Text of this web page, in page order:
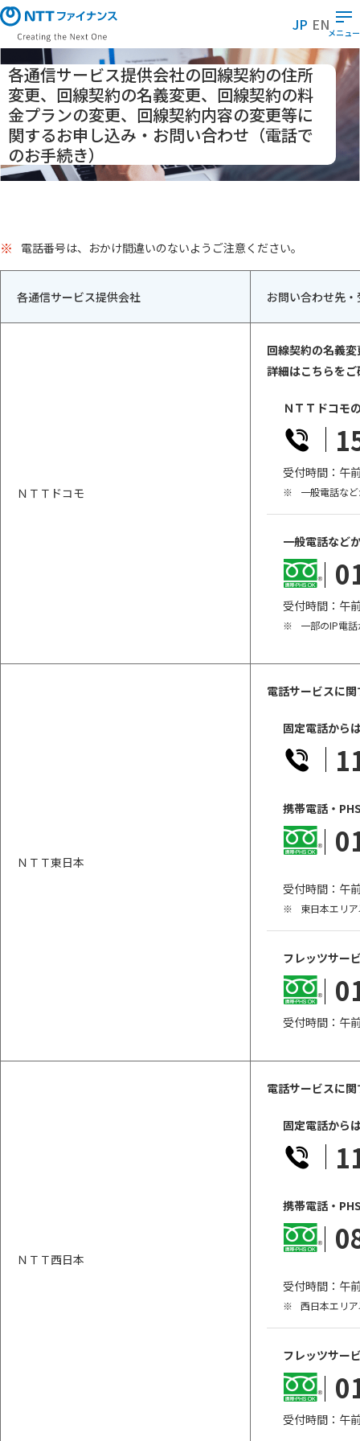
メ
イ
ン
コ
ン
テ
ン
ツ
に
ス
プ
JP ENメニュー
各通信サービス提供会社の回線契約の住所
変更、回線契約の名義変更、回線契約の料
金プランの変更、回線契約内容の変更等に
関するお申し込み・お問い合わせ（電話で
のお手続き）
※ 電話番号は、おかけ間違いのないようご注意ください。
各通信サービス提供会社 お問い合わせ先
ＮＴＴドコモ
回線契約の名義
詳細はこちらを
ＮＴＴドコモ
受付時間：午
※ 一般電話な
一般電話など
受付時間：午
※ 一部のIP電
ＮＴＴ東日本
電話サービスに
固定電話から
携帯電話・
受付時間：午
※ 東日本エリ
フレッツサー
受付時間：午
ＮＴＴ西日本
電話サービスに
固定電話から
携帯電話・
受付時間：午
※ 西日本エリ
フレッツサー
受付時間：午